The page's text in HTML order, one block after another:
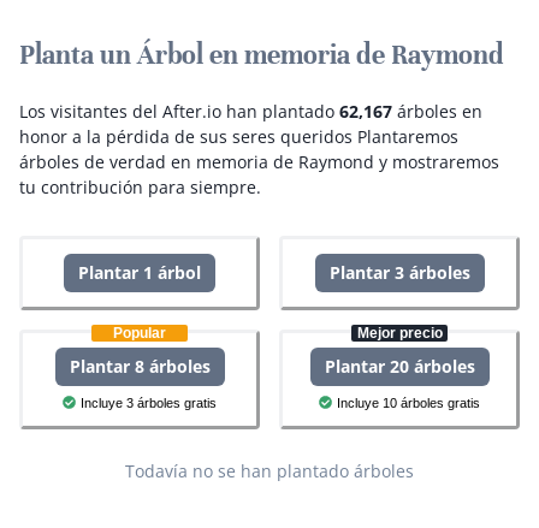
Planta un Árbol en memoria de Raymond
Los visitantes del After.io han plantado 62,167 árboles en
honor a la pérdida de sus seres queridos Plantaremos
árboles de verdad en memoria de Raymond y mostraremos
tu contribución para siempre.
Plantar 1 árbol Plantar 3 árboles
Popular
Plantar 8 árboles
Incluye 3 árboles gratis
Mejor precio
Plantar 20 árboles
Incluye 10 árboles gratis
Todavía no se han plantado árboles